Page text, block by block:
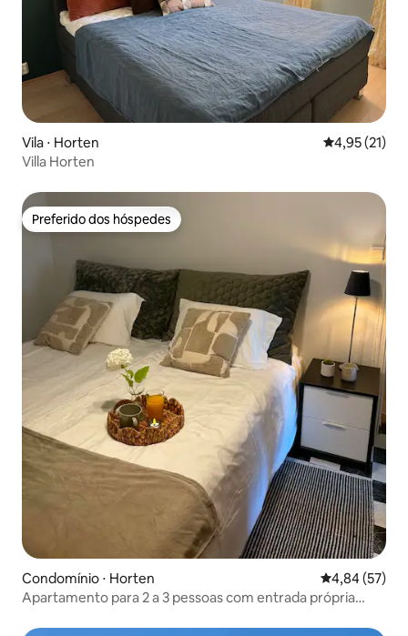
Vila ⋅ Horten 4,95 de uma
4,95 (21)
Villa Horten
Preferido dos hóspedes
Preferido dos hóspedes
Condomínio ⋅ Horten 4,84 de uma
4,84 (57)
Apartamento para 2 a 3 pessoas com entrada própria